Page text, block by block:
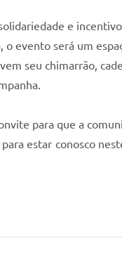
e
o evento será um
seu chimarrão,
para que a
estar conosco